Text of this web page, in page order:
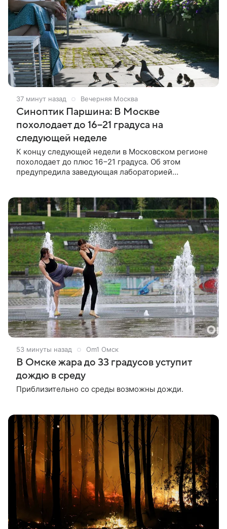
37 минут назад Вечерняя Москва
Синоптик Паршина: В Москве
похолодает до 16−21 градуса на
следующей неделе
К концу следующей недели в Московском регионе
похолодает до плюс 16−21 градуса. Об этом
предупредила заведующая лабораторией
53 минуты назад Om1 Омск
В Омске жара до 33 градусов уступит
дождю в среду
Приблизительно со среды возможны дожди.